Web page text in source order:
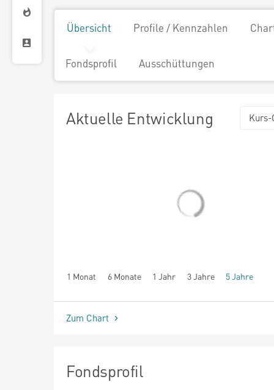
Übersicht Profile / Kennzahlen
Fondsprofil Ausschüttungen
Aktuelle Entwicklung Kurs-
1 Monat 6 Monate 1 Jahr 3 Jahre 5 Jahre
seit Beginn
Zum Chart
Fondsprofil